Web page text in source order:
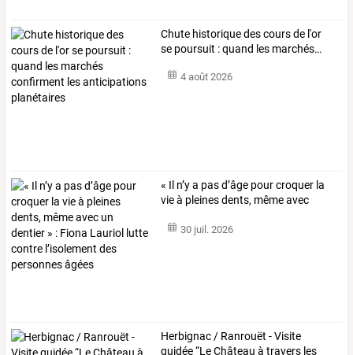
Chute historiquedescoursde l'or
se poursuit :quand les marchés…
4 août 2026
« Il n’ya pasd’âge pourcroquer la
vieà pleinesdents, mêmeavec
30 juil. 2026
Herbignac/ Ranrouët -Visite
guidée“LeChâteau à travers les